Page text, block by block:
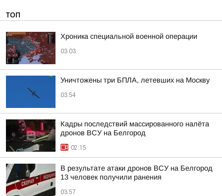
ТОП
Хроника специальной военной операции
03:03
Уничтожены три БПЛА, летевших на Москву
03:54
Кадры последствий массированного налёта
дронов ВСУ на Белгород
02:15
В результате атаки дронов ВСУ на Белгород
13 человек получили ранения
03:57